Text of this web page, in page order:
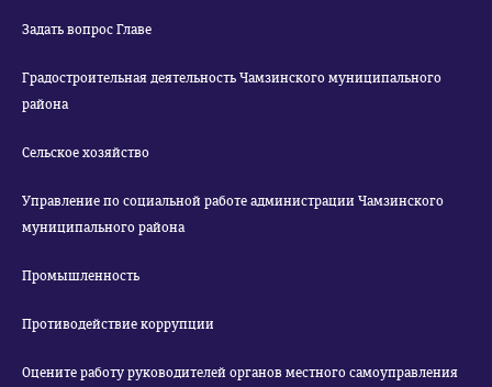
Задать вопрос Главе
Градостроительная деятельность Чамзинского муниципального
района
Сельское хозяйство
Управление по социальной работе администрации Чамзинского
муниципального района
Промышленность
Противодействие коррупции
Оцените работу руководителей органов местного самоуправления